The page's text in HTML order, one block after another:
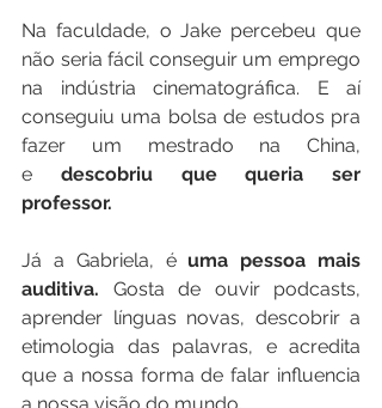
Na faculdade, o Jake percebeu que
não seria fácil conseguir um emprego
na indústria cinematográfica. E aí
conseguiu uma bolsa de estudos pra
fazer um mestrado na China,
e descobriu que queria ser
professor.
Já a Gabriela, é uma pessoa mais
auditiva. Gosta de ouvir podcasts,
aprender línguas novas, descobrir a
etimologia das palavras, e acredita
que a nossa forma de falar influencia